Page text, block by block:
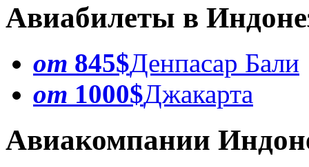
Авиабилеты в
от 845$Денпасар Бали
от 1000$Джакарта
Авиакомпании